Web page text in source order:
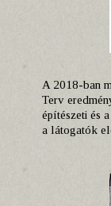
A 2018-ban
Terv
építészeti és
a látogatók